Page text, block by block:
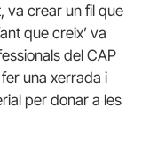
va crear un fil que
que creix’ va
del CAP
una xerrada i
per donar a les